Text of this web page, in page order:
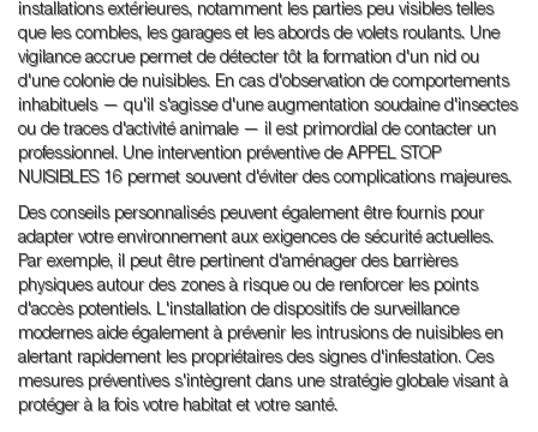
installations extérieures, notamment les parties peu visibles telles
que les combles, les garages et les abords de volets roulants. Une
vigilance accrue permet de détecter tôt la formation d'un nid ou
d'une colonie de nuisibles. En cas d'observation de comportements
inhabituels — qu'il s'agisse d'une augmentation soudaine d'insectes
ou de traces d'activité animale — il est primordial de contacter un
professionnel. Une intervention préventive de APPEL STOP
NUISIBLES 16 permet souvent d'éviter des complications majeures.
Des conseils personnalisés peuvent également être fournis pour
adapter votre environnement aux exigences de sécurité actuelles.
Par exemple, il peut être pertinent d'aménager des barrières
physiques autour des zones à risque ou de renforcer les points
d'accès potentiels. L'installation de dispositifs de surveillance
modernes aide également à prévenir les intrusions de nuisibles en
alertant rapidement les propriétaires des signes d'infestation. Ces
mesures préventives s'intègrent dans une stratégie globale visant à
protéger à la fois votre habitat et votre santé.